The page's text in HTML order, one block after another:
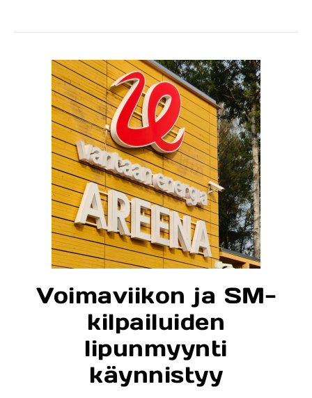
Voimaviikon ja SM-
kilpailuiden
lipunmyynti
käynnistyy